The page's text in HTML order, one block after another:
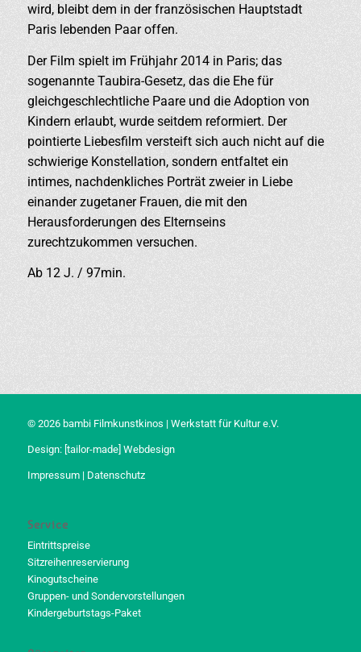
wird, bleibt dem in der französischen Hauptstadt
Paris lebenden Paar offen.
Der Film spielt im Frühjahr 2014 in Paris; das
sogenannte Taubira-Gesetz, das die Ehe für
gleichgeschlechtliche Paare und die Adoption von
Kindern erlaubt, wurde seitdem reformiert. Der
pointierte Liebesfilm versteift sich auch nicht auf die
schwierige Konstellation, sondern entfaltet ein
intimes, nachdenkliches Porträt zweier in Liebe
einander zugetaner Frauen, die mit den
Herausforderungen des Elternseins
zurechtzukommen versuchen.
Ab 12 J. / 97min.
© 2026 bambi Filmkunstkinos | Werkstatt für Kultur e.V.
Design: [tailor-made] Webdesign
Impressum| Datenschutz
Service
Eintrittspreise
Sitzreihenreservierung
Kinogutscheine
Gruppen- und Sondervorstellungen
Kindergeburtstags-Paket